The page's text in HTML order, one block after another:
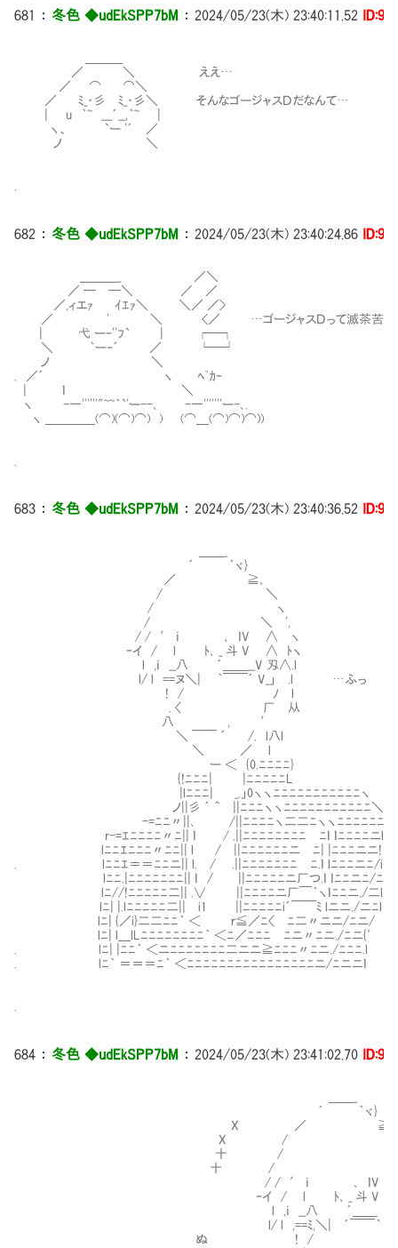
681 ： 冬色 ◆udEkSPP7bM ： 2024/05/23(木) 23:40:11.52
／ ＼ ええ…
／ ⌒ ⌒＼
／ ﾐ_・彡 ﾐ_・彡＼ そんなゴージャスＤだなんて…
| u ｀~ ___´__,｀~ |
ヽ、 `ー '´ ／
ノ ＼
682 ： 冬色 ◆udEkSPP7bM ： 2024/05/23(木) 23:40:24.86
＿＿＿_ ／＼
／ ─ ─＼ ／ ／
／,ィエｧ ｲｴｧ＼ ＼／ ／>
／ ' ＼ <／ …ゴージャスＤって滅茶苦茶カッコい
| 弋 ーｰ''ﾌ` | ┌─┐
＼ ｀ー‐´ ／ └─┘
ノ ＼
. ／´ ヽ ﾍﾟｶｰ
| ｌ ＼
ヽ -一''''''"~~｀`'ー--､ -一'''''''ー-､.
ヽ ＿＿＿＿(⌒)(⌒)⌒) ) (⌒＿(⌒)⌒)⌒))
683 ： 冬色 ◆udEkSPP7bM ： 2024/05/23(木) 23:40:36.52
´ ｀ヾ}
／ ≧､
/ ＼
/ ヽ
/ ＼ ',
/ / ′ ｉ ､ ｌV ∧ ヽ
ｰイ / l ﾄ､ _ 斗 V ∧ ﾄヽ
l ,ｉ __八 Ⅳ ´＿＿__V 刄∧.l
l/ l ==ヌ＼| ｀￣￣´ V_」 .l …ふっ
Ⅳ! / ﾉ l
. 〈 厂 从
八 , ′ Ⅳ
＼ ￣￣ ´ /. l八l
＼ ／ l
ー ＜ {0.ﾆﾆﾆﾆ}
{!ﾆﾆﾆ| |ﾆﾆﾆﾆﾆL
|lﾆﾆﾆ| _.」0ヽヽﾆﾆﾆﾆﾆﾆﾆﾆﾆﾆﾆヽ
ノ||彡 ´ ＾ ||ﾆﾆﾆヽヽﾆﾆﾆﾆﾆﾆﾆﾆﾆﾆﾆ＼
-=ﾆﾆ〃||､ /||ﾆﾆﾆﾆヽ二二ﾆヽヽﾆﾆﾆﾆﾆﾆ|
r-=ｴﾆﾆﾆﾆ〃ﾆ|| ｌ / .||ﾆﾆﾆﾆﾆﾆﾆﾆⅧﾆｌ ｌﾆﾆﾆﾆニl
lﾆﾆｴﾆﾆﾆ〃ﾆﾆ|| l / ||ﾆﾆﾆﾆﾆﾆニⅦﾆ| |ﾆﾆﾆニニ!
. lﾆﾆｴ＝＝ﾆﾆニ|| l. / .||ﾆﾆﾆﾆﾆﾆﾆⅦﾆ.ｌ lﾆﾆﾆニﾆ/i
lﾆﾆ.|ﾆﾆﾆﾆﾆﾆﾆ|| ｌ / ||ﾆﾆﾆﾆﾆニ厂つ.ｌ ｌﾆﾆニﾆ/ﾆ!
lﾆ//!ﾆﾆﾆﾆﾆ二|| .∨ ||ﾆﾆﾆﾆニ厂￣｀ヽｌﾆﾆニ./二l
lﾆ| |.lﾆﾆﾆﾆﾆ二|| i1 ||ﾆﾆﾆﾆﾆi´￣￣ﾐ lニニ./ニﾆl
lﾆ| {／i}二二ﾆﾆ｀ ＜ ｒ≦／ﾆ〈Ⅶﾆ二〃ニニ/ﾆニ/
lﾆ| l＿lLﾆﾆﾆﾆﾆﾆﾆﾆ｀ ＜ﾆ／ﾆﾆﾆⅦﾆニ〃ﾆニ./ﾆニ{′
. lﾆ| |ﾆﾆ｀ ＜ニﾆﾆﾆﾆﾆﾆﾆ二ニニ≧ﾆﾆﾆ〃ﾆニ./ﾆﾆﾆ.l
. lﾆ｀ ＝＝＝ﾆ｀ ＜ﾆﾆﾆﾆﾆﾆﾆﾆﾆﾆﾆﾆﾆﾆﾆﾆニ/ﾆニニｌ
684 ： 冬色 ◆udEkSPP7bM ： 2024/05/23(木) 23:41:02.70
´ ｀ヾ}
X ／ ≧､
X /
十 /
十 / ＼ ', 流石我の見
/ / ′ ｉ ､ ｌV ∧
ｰイ / l ﾄ､ _ 斗 V ∧ ﾄヽ 分かって
l ,ｉ __八 Ⅳ ´＿＿ V 刄
l/ l ,==ﾐ,＼| ´￣￣｀ V_
ぬ Ⅳ! / ﾉ